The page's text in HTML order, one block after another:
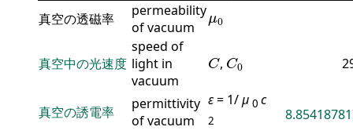
真空の透磁率
permeability
of vacuum
μ0
μ0
真空中の光速度
speed of
light in
vacuum
C
C, C0
C0
真空の誘電率
permittivity
of vacuum
ε= 1/μ 0 c
2